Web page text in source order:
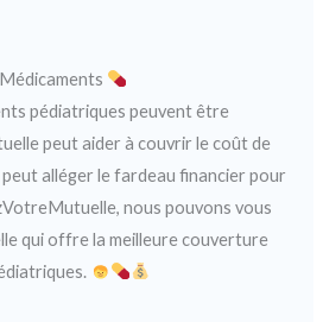
pédiatriques peuvent être
peut aider à couvrir le coût de
peut alléger le fardeau financier pour
nous pouvons vous
qui offre la meilleure couverture